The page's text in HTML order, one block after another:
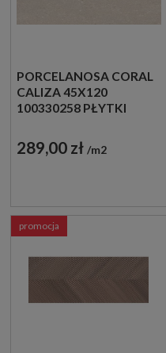
PORCELANOSA CORAL
CALIZA 45X120
100330258 PŁYTKI
KAMIEŃ
289,00 zł m2
promocja